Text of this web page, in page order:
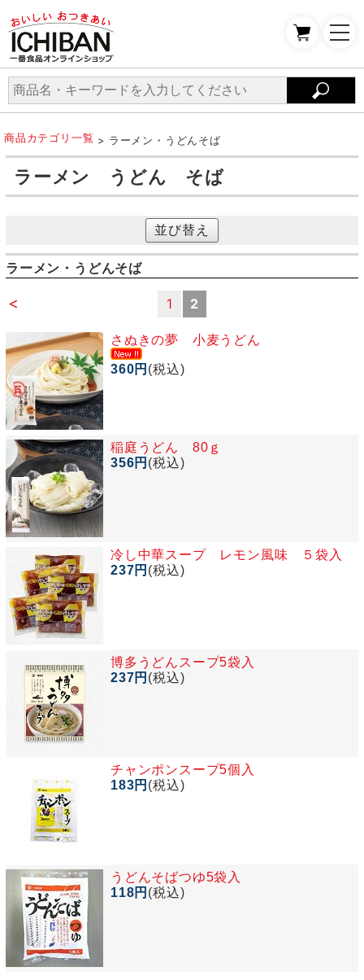
商品カテゴリ一覧 > ラーメン・うどんそば
ラーメン うどん そば
並び替え
ラーメン・うどんそば
< 1 2
さぬきの夢 小麦うどん
360円 (税込)
稲庭うどん 80ｇ
356円 (税込)
冷し中華スープ レモン風味 ５袋入
237円 (税込)
博多うどんスープ5袋入
237円 (税込)
チャンポンスープ5個入
183円 (税込)
うどんそばつゆ5袋入
118円 (税込)